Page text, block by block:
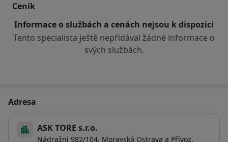
Ceník
Informace o službách a cenách nejsou k dispozici
Tento specialista ještě nepřidával žádné informace o
svých službách.
Adresa
ASK TORE s.r.o.
Nádražní 982/104, Moravská Ostrava a Přívoz,